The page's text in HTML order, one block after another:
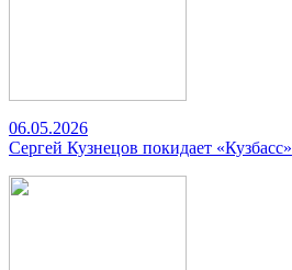
06.05.2026
Сергей Кузнецов покидает «Кузбасс»